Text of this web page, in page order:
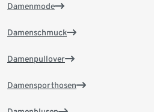
Damenmode
Damenschmuck
Damenpullover
Damensporthosen